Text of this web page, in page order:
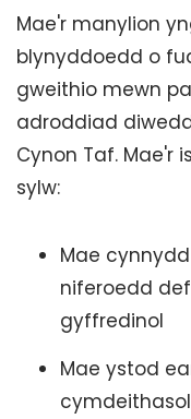
Mae'r manylion
blynyddoedd o
gweithio mewn
adroddiad
Cynon Taf. Mae'r
sylw:
Mae
niferoedd
gyffredinol
Mae ystod